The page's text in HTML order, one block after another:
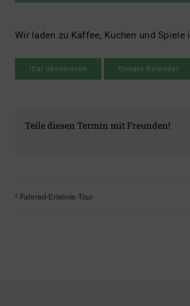
Wir laden zu Kaffee, Kuchen und Spiele
iCal abonnieren Google Kalender
Teile diesen Termin mit Freunden!
Fahrrad-Erlebnis-Tour